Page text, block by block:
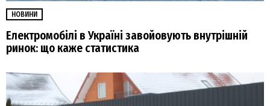
НОВИНИ
Електромобілі в Україні завойовують внутрішній
ринок: що каже статистика